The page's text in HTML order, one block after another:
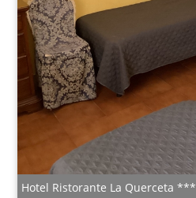
Hotel Ristorante La Querceta ***